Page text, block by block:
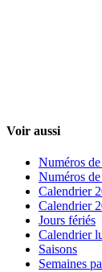
Voir aussi
Numéros
Numéros
Calendrier
Calendrier
Jours fériés
Calendrier
Saisons
Semaines